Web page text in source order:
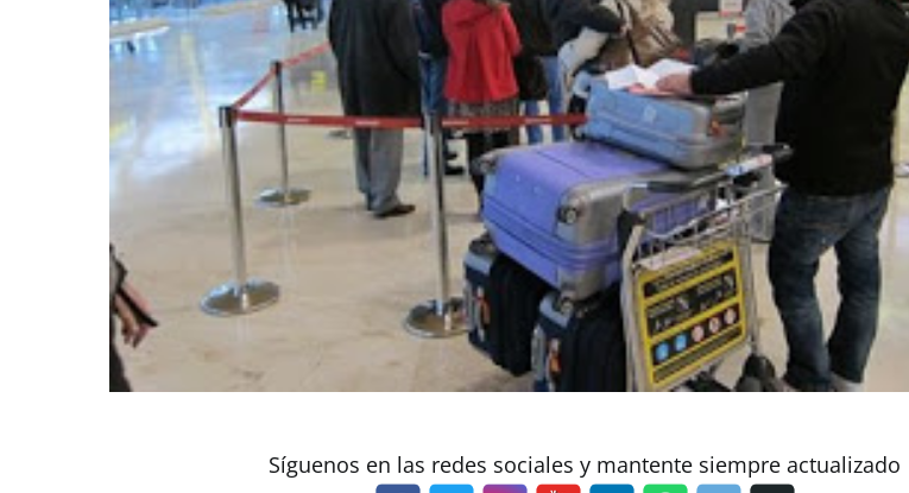
Síguenos en las redes sociales y mantente siempre actualizado